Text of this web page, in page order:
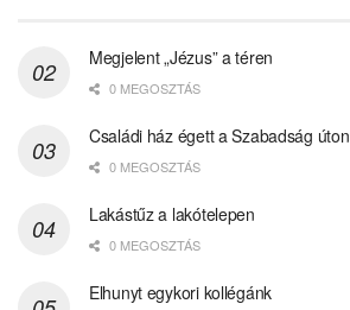
Megjelent „Jézus” a téren
0 MEGOSZTÁS
Családi ház égett a Szabadság úton
0 MEGOSZTÁS
Lakástűz a lakótelepen
0 MEGOSZTÁS
Elhunyt egykori kollégánk